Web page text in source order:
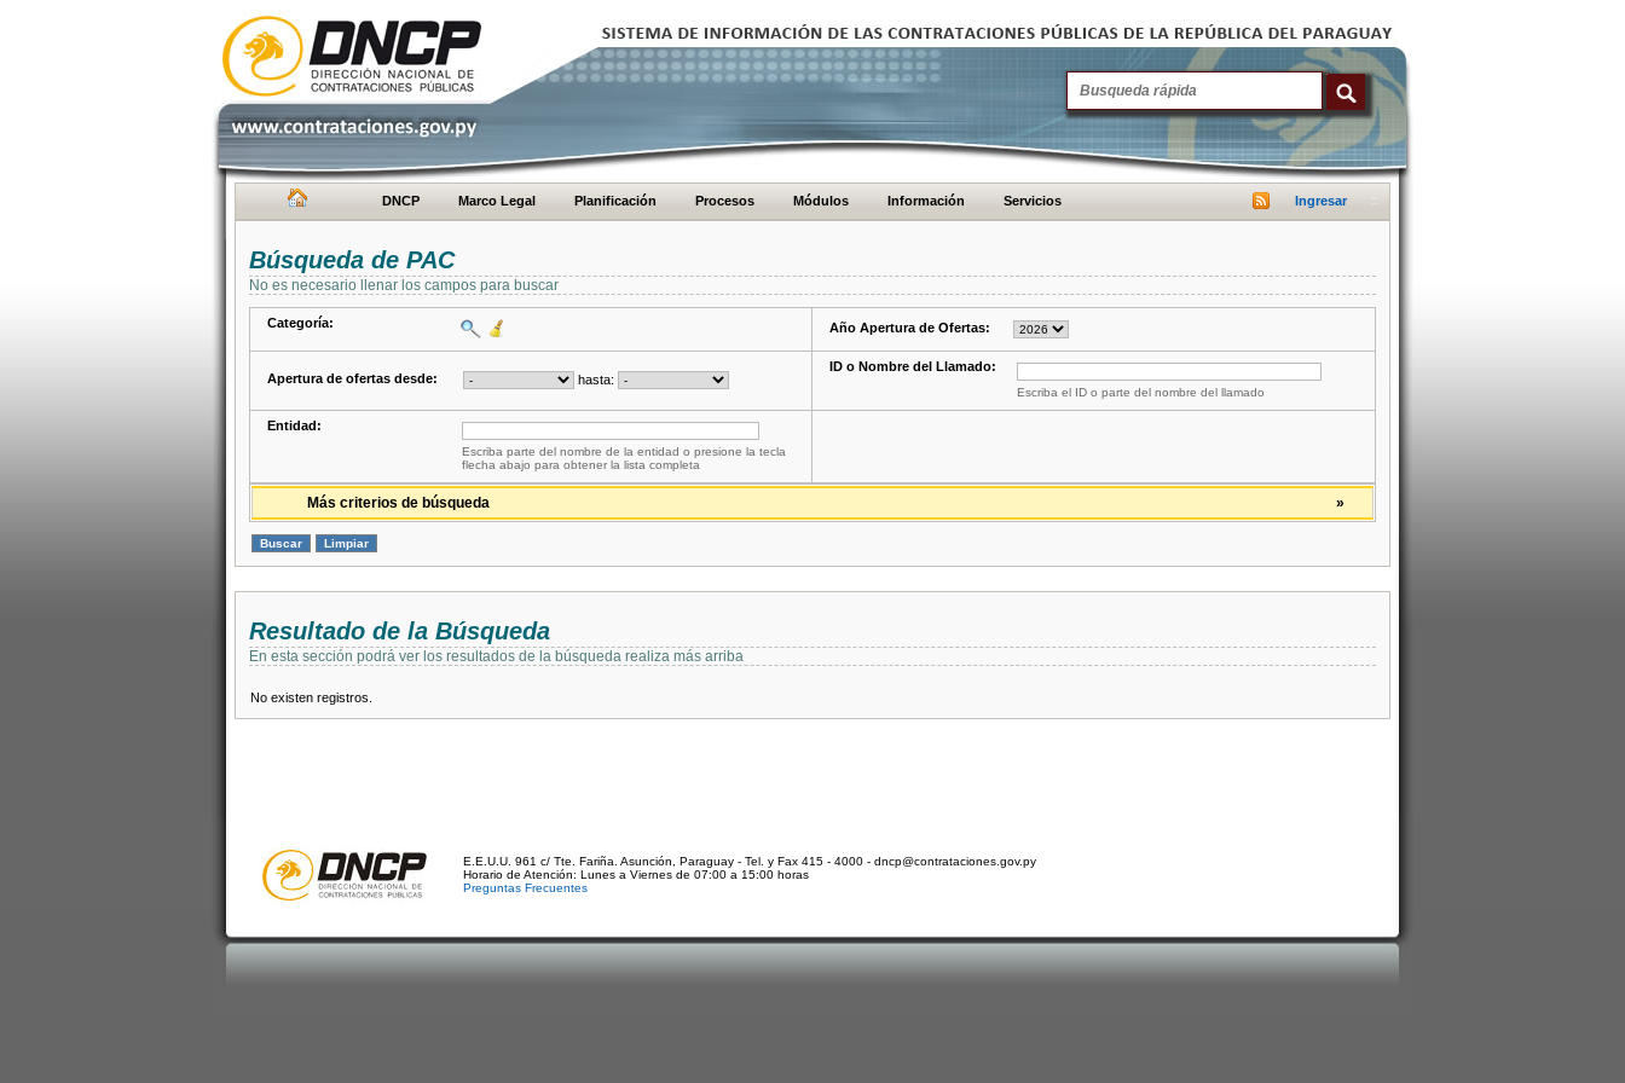
DNCP Marco Legal Planificación Procesos Módulos Información Servicios Ingresar
Búsqueda de PAC
No es necesario llenar los campos para buscar
Categoría: Año Apertura de Ofertas:
Apertura de ofertas desde: hasta:
ID o Nombre del Llamado:
Escriba el ID o parte del nombre del llamado
Entidad:
Escriba parte del nombre de la entidad o presione la tecla
flecha abajo para obtener la lista completa
»
Más criterios de búsqueda
Resultado de la Búsqueda
En esta sección podrá ver los resultados de la búsqueda realiza más arriba
No existen registros.
E.E.U.U. 961 c/ Tte. Fariña. Asunción, Paraguay - Tel. y Fax 415 - 4000 - dncp@contrataciones.gov.py
Horario de Atención: Lunes a Viernes de 07:00 a 15:00 horas
Preguntas Frecuentes